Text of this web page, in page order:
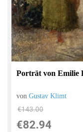
Porträt von Emilie
vonGustav Klimt
€143.00
€82.94